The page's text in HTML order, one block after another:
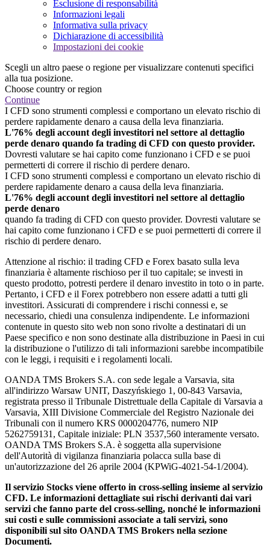
Esclusione di responsabilità
Informazioni legali
Informativa sulla privacy
Dichiarazione di accessibilità
Impostazioni dei cookie
Scegli un altro paese o regione per visualizzare contenuti specifici
alla tua posizione.
Choose country or region
Continue
I CFD sono strumenti complessi e comportano un elevato rischio di
perdere rapidamente denaro a causa della leva finanziaria.
L'76% degli account degli investitori nel settore al dettaglio
perde denaro quando fa trading di CFD con questo provider.
Dovresti valutare se hai capito come funzionano i CFD e se puoi
permetterti di correre il rischio di perdere denaro.
I CFD sono strumenti complessi e comportano un elevato rischio di
perdere rapidamente denaro a causa della leva finanziaria.
L'76% degli account degli investitori nel settore al dettaglio
perde denaro
quando fa trading di CFD con questo provider. Dovresti valutare se
hai capito come funzionano i CFD e se puoi permetterti di correre il
rischio di perdere denaro.
Attenzione al rischio: il trading CFD e Forex basato sulla leva
finanziaria è altamente rischioso per il tuo capitale; se investi in
questo prodotto, potresti perdere il denaro investito in toto o in parte.
Pertanto, i CFD e il Forex potrebbero non essere adatti a tutti gli
investitori. Assicurati di comprendere i rischi connessi e, se
necessario, chiedi una consulenza indipendente. Le informazioni
contenute in questo sito web non sono rivolte a destinatari di un
Paese specifico e non sono destinate alla distribuzione in Paesi in cui
la distribuzione o l'utilizzo di tali informazioni sarebbe incompatibile
con le leggi, i requisiti e i regolamenti locali.
OANDA TMS Brokers S.A. con sede legale a Varsavia, sita
all'indirizzo Warsaw UNIT, Daszyńskiego 1, 00-843 Varsavia,
registrata presso il Tribunale Distrettuale della Capitale di Varsavia a
Varsavia, XIII Divisione Commerciale del Registro Nazionale dei
Tribunali con il numero KRS 0000204776, numero NIP
5262759131, Capitale iniziale: PLN 3537,560 interamente versato.
OANDA TMS Brokers S.A. è soggetta alla supervisione
dell'Autorità di vigilanza finanziaria polacca sulla base di
un'autorizzazione del 26 aprile 2004 (KPWiG-4021-54-1/2004).
Il servizio Stocks viene offerto in cross-selling insieme al servizio
CFD. Le informazioni dettagliate sui rischi derivanti dai vari
servizi che fanno parte del cross-selling, nonché le informazioni
sui costi e sulle commissioni associate a tali servizi, sono
disponibili sul sito OANDA TMS Brokers nella sezione
Documenti.